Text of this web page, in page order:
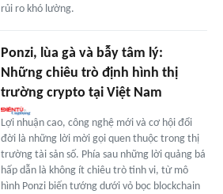
rủi ro khó lường.
Ponzi, lùa gà và bẫy tâm lý:
Những chiêu trò định hình thị
trường crypto tại Việt Nam
Lợi nhuận cao, công nghệ mới và cơ hội đổi
đời là những lời mời gọi quen thuộc trong thị
trường tài sản số. Phía sau những lời quảng bá
hấp dẫn là không ít chiêu trò tinh vi, từ mô
hình Ponzi biến tướng dưới vỏ bọc blockchain